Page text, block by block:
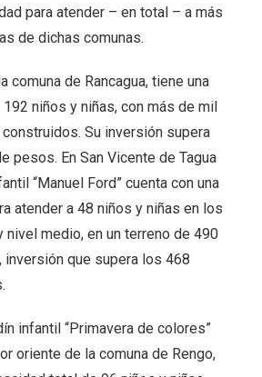
para atender – en total – a más
de dichas comunas.
comuna de Rancagua, tiene una
niños y niñas, con más de mil
Su inversión supera
pesos. En San Vicente de Tagua
“Manuel Ford” cuenta con una
atender a 48 niños y niñas en los
nivel medio, en un terreno de 490
inversión que supera los 468
infantil “Primavera de colores”
oriente de la comuna de Rengo,